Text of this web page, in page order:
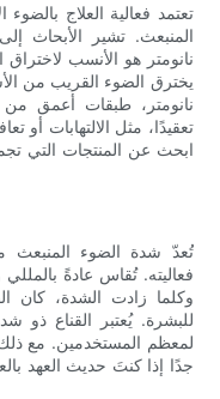
تعتمد فعالية العلاج
نانومتر هو الأنسب لاختراق
نانومتر، طبقات أعمق
تعقيدًا، مثل الالتهابات أو
ابحث عن المنتجات التي
تُعدّ شدة الضوء المنبعث
وكلما زادت الشدة، كان
لمعظم المستخدمين. مع
جدًا إذا كنتَ حديث العهد